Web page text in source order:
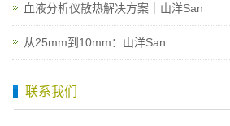
血液分析仪散热解决方案｜山洋San
从25mm到10mm：山洋San
联系我们